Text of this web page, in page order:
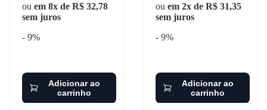
ou em 8x de R$ 32,78
sem juros
- 9%
Adicionar ao
carrinho
ou em 2x de R$ 31,35
sem juros
- 9%
Adicionar ao
carrinho